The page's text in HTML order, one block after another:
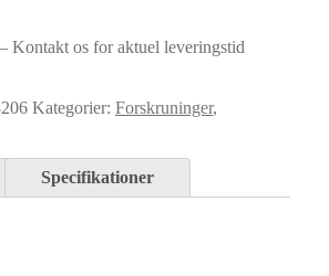
Kontakt os for aktuel leveringstid
Kategorier: Forskruninger,
Specifikationer